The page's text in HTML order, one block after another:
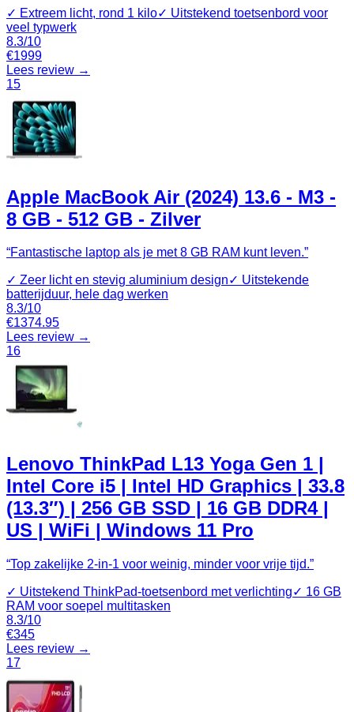
✓ Extreem licht, rond 1 kilo✓ Uitstekend toetsenbord voor
veel typwerk
8.3/10
€1999
Lees review →
15
Apple MacBook Air (2024) 13.6 - M3 -
8 GB - 512 GB - Zilver
“Fantastische laptop als je met 8 GB RAM kunt leven.”
✓ Zeer licht en stevig aluminium design✓ Uitstekende
batterijduur, hele dag werken
8.3/10
€1374.95
Lees review →
16
Lenovo ThinkPad L13 Yoga Gen 1 |
Intel Core i5 | Intel HD Graphics | 33.8
(13.3″) | 256 GB SSD | 16 GB DDR4 |
US | WiFi | Windows 11 Pro
“Top zakelijke 2‑in‑1 voor weinig, minder voor vrije tijd.”
✓ Uitstekend ThinkPad‑toetsenbord met verlichting✓ 16 GB
RAM voor soepel multitasken
8.3/10
€345
Lees review →
17